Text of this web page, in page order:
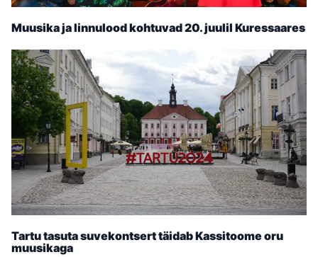
Muusika ja linnulood kohtuvad 20. juulil Kuressaares
Tartu tasuta suvekontsert täidab Kassitoome oru
muusikaga